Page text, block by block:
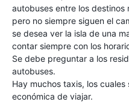
autobuses entre los
pero no siempre siguen el
se desea ver la isla de una
contar siempre con los
Se debe preguntar a los
autobuses.
Hay muchos taxis, los
económica de viajar.